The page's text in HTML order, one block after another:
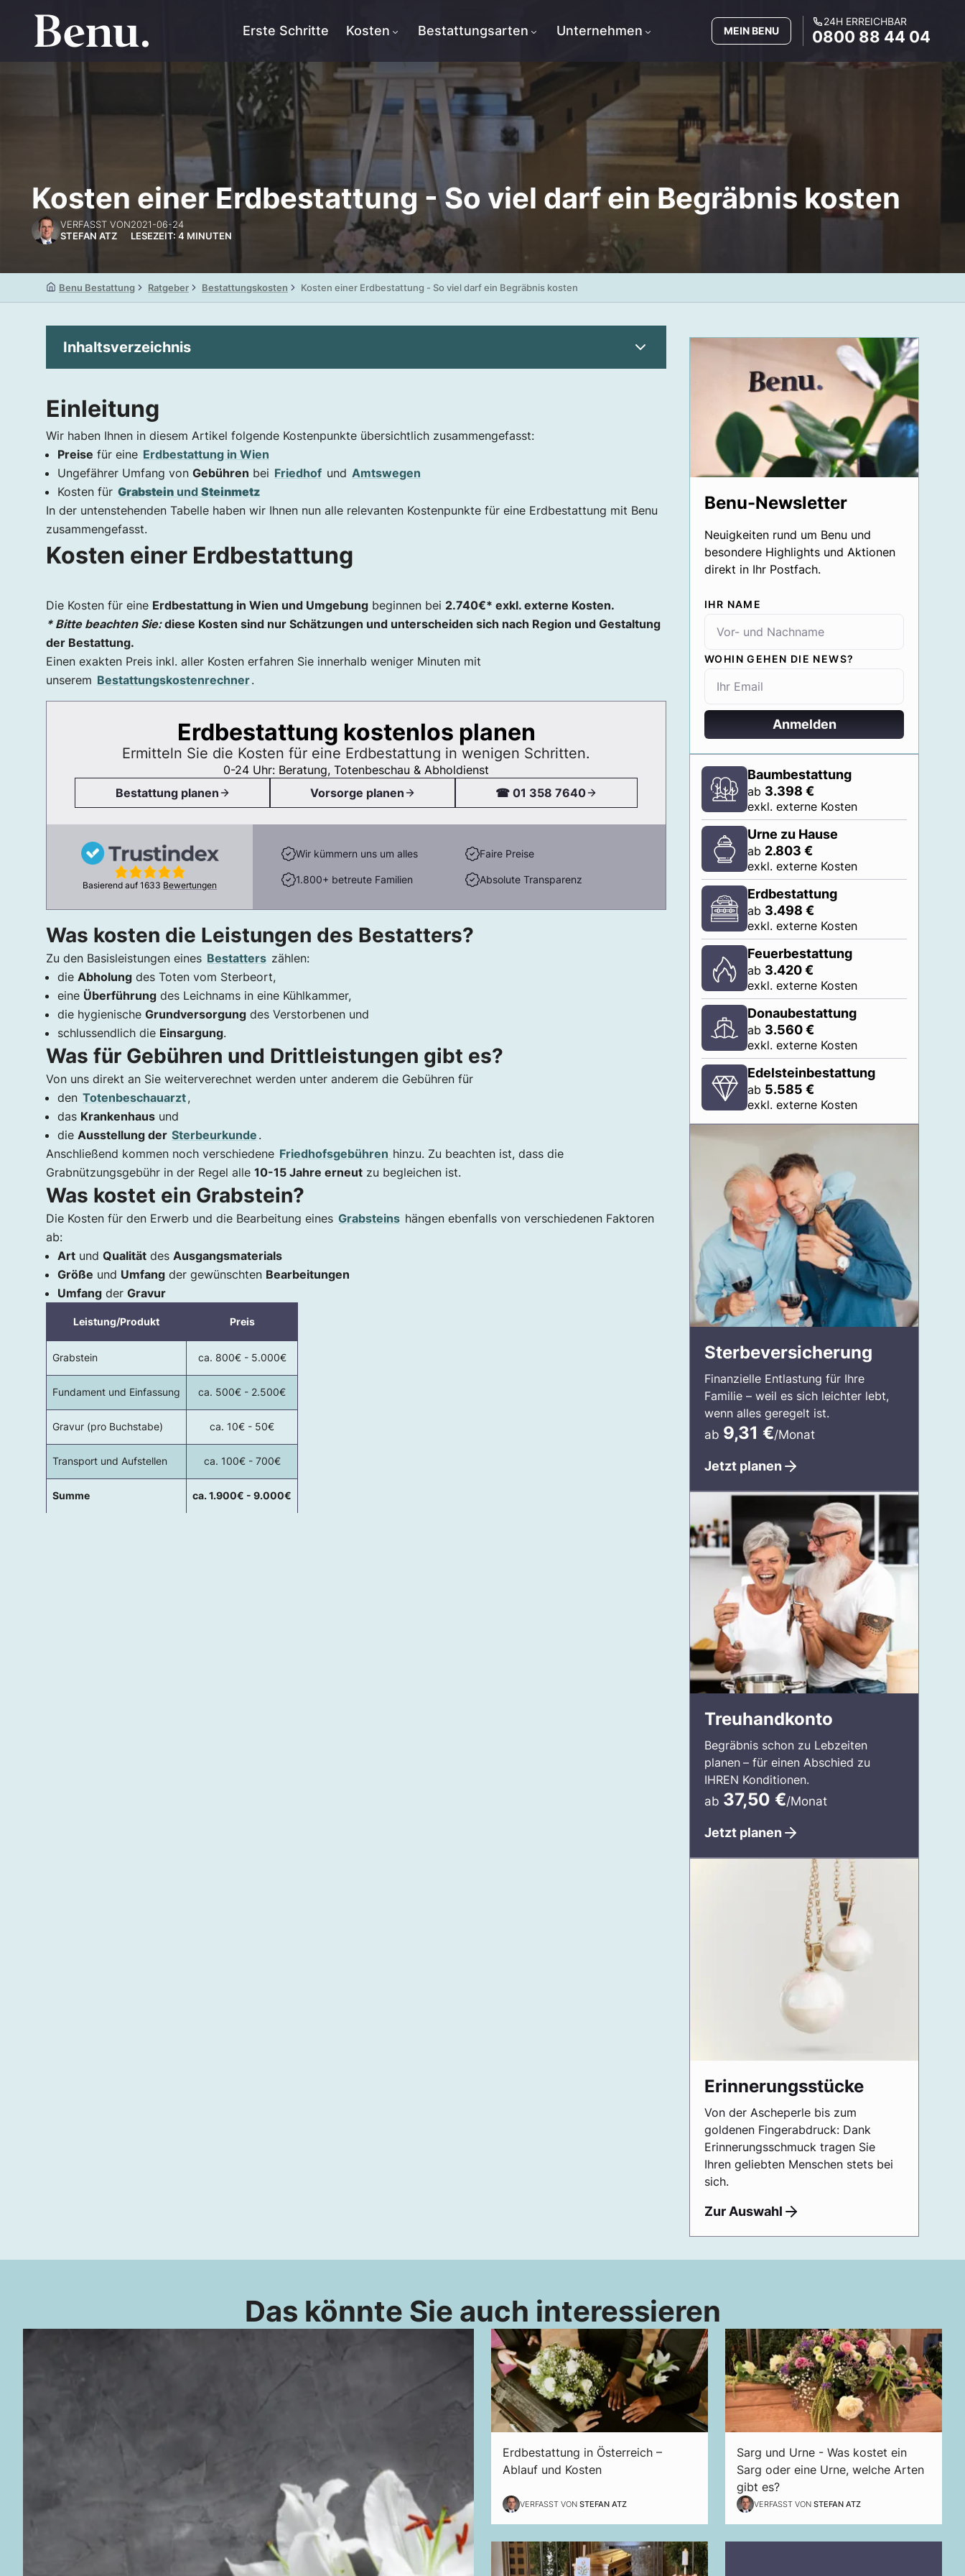
Erste Schritte Kosten Bestattungsarten Unternehmen MEIN BENU
24H ERREICHBAR
0800 88 44 04
Kosten einer Erdbestattung - So viel darf ein Begräbnis kosten
VERFASST VON
STEFAN ATZ
2021-06-24
LESEZEIT: 4 MINUTEN
Benu Bestattung Ratgeber Bestattungskosten Kosten einer Erdbestattung - So viel darf ein Begräbnis kosten
Inhaltsverzeichnis
Kosten einer Erdbestattung
Was kosten die Leistungen des Bestatters?
Was für Gebühren und Drittleistungen gibt es?
Was kostet ein Grabstein?
Einleitung
Wir haben Ihnen in diesem Artikel folgende Kostenpunkte übersichtlich zusammengefasst:
Preise für eine Erdbestattung in Wien
Ungefährer Umfang von Gebühren bei Friedhof und Amtswegen
Kosten für Grabstein und Steinmetz
In der untenstehenden Tabelle haben wir Ihnen nun alle relevanten Kostenpunkte für eine Erdbestattung mit Benu
zusammengefasst.
Kosten einer Erdbestattung
Die Kosten für eine Erdbestattung in Wien und Umgebung beginnen bei 2.740€* exkl. externe Kosten.
* Bitte beachten Sie:diese Kosten sind nur Schätzungen und unterscheiden sich nach Region und Gestaltung
der Bestattung.
Einen exakten Preis inkl. aller Kosten erfahren Sie innerhalb weniger Minuten mit
unserem Bestattungskostenrechner.
Erdbestattung kostenlos planen
Ermitteln Sie die Kosten für eine Erdbestattung in wenigen Schritten.
0-24 Uhr: Beratung, Totenbeschau & Abholdienst
Bestattung planen
Vorsorge planen ☎ 01 358 7640
Basierend auf1633 Bewertungen
Wir kümmern uns um alles Faire Preise
1.800+ betreute Familien Absolute Transparenz
Was kosten die Leistungen des Bestatters?
Zu den Basisleistungen eines Bestatters zählen:
die Abholung des Toten vom Sterbeort,
eine Überführung des Leichnams in eine Kühlkammer,
die hygienische Grundversorgung des Verstorbenen und
schlussendlich die Einsargung.
Was für Gebühren und Drittleistungen gibt es?
Von uns direkt an Sie weiterverechnet werden unter anderem die Gebühren für
den Totenbeschauarzt,
das Krankenhaus und
die Ausstellung der Sterbeurkunde .
Anschließend kommen noch verschiedene Friedhofsgebühren hinzu. Zu beachten ist, dass die
Grabnützungsgebühr in der Regel alle 10-15 Jahre erneut zu begleichen ist.
Was kostet ein Grabstein?
Die Kosten für den Erwerb und die Bearbeitung eines Grabsteins hängen ebenfalls von verschiedenen Faktoren
ab:
Art und Qualität des Ausgangsmaterials
Größe und Umfang der gewünschten Bearbeitungen
Umfang der Gravur
Leistung/Produkt Preis
Grabstein ca. 800€ - 5.000€
Fundament und Einfassung ca. 500€ - 2.500€
Gravur (pro Buchstabe) ca. 10€ - 50€
Transport und Aufstellen ca. 100€ - 700€
Summe ca. 1.900€ - 9.000€
Benu-Newsletter
Neuigkeiten rund um Benu und
besondere Highlights und Aktionen
direkt in Ihr Postfach.
IHR NAME
WOHIN GEHEN DIE NEWS?
Anmelden
Baumbestattung
ab 3.398 €
exkl. externe Kosten
Urne zu Hause
ab 2.803 €
exkl. externe Kosten
Erdbestattung
ab 3.498 €
exkl. externe Kosten
Feuerbestattung
ab 3.420€
exkl. externe Kosten
Donaubestattung
ab 3.560€
exkl. externe Kosten
Edelsteinbestattung
ab 5.585 €
exkl. externe Kosten
Sterbeversicherung
Finanzielle Entlastung für Ihre
Familie – weil es sich leichter lebt,
wenn alles geregelt ist.
ab 9,31 €/Monat
Jetzt planen
Treuhandkonto
Begräbnis schon zu Lebzeiten
planen – für einen Abschied zu
IHREN Konditionen.
ab 37,50 €/Monat
Jetzt planen
Erinnerungsstücke
Von der Ascheperle bis zum
goldenen Fingerabdruck: Dank
Erinnerungsschmuck tragen Sie
Ihren geliebten Menschen stets bei
sich.
Zur Auswahl
Das könnte Sie auch interessieren
Erdbestattung in Österreich –
Ablauf und Kosten
VERFASST VON STEFAN ATZ
Sarg und Urne - Was kostet ein
Sarg oder eine Urne, welche Arten
gibt es?
VERFASST VON STEFAN ATZ